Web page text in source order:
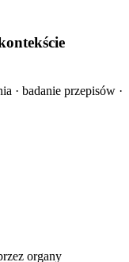
· badanie przepisów ·
organy